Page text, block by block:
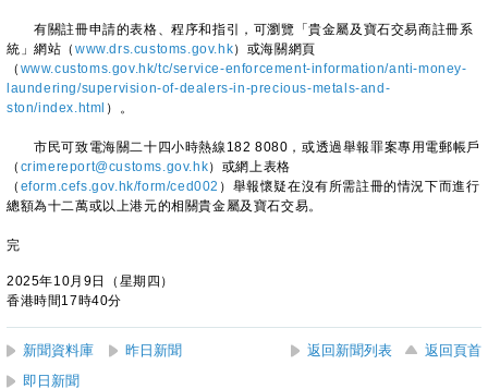
有關註冊申請的表格、程序和指引，可瀏覽「貴金屬及寶石交易商註冊系
統」網站（ www.drs.customs.gov.hk）或海關網頁
（ www.customs.gov.hk/tc/service-enforcement-information/anti-money-
laundering/supervision-of-dealers-in-precious-metals-and-
ston/index.html ）。
市民可致電海關二十四小時熱線182 8080，或透過舉報罪案專用電郵帳戶
（ crimereport@customs.gov.hk）或網上表格
（ eform.cefs.gov.hk/form/ced002 ）舉報懷疑在沒有所需註冊的情況下而進行
總額為十二萬或以上港元的相關貴金屬及寶石交易。
完
2025年10月9日（星期四）
香港時間17時40分
新聞資料庫 昨日新聞 返回新聞列表
返回頁首
即日新聞